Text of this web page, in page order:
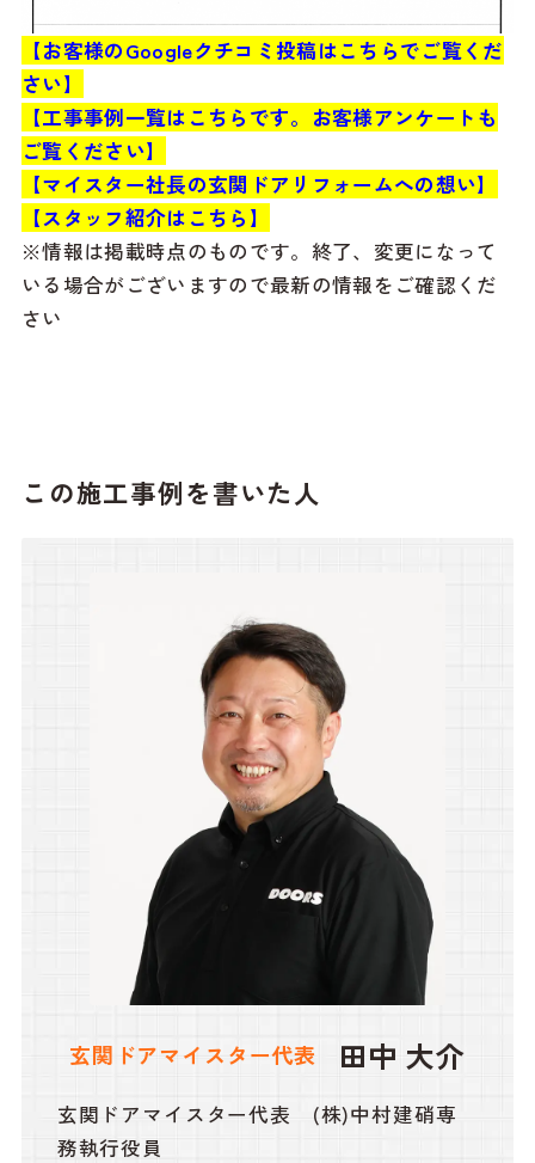
【お客様のGoogleクチコミ投稿はこちらでご覧くだ
さい】
【工事事例一覧はこちらです。お客様アンケートも
ご覧ください】
【マイスター社長の玄関ドアリフォームへの想い】
【スタッフ紹介はこちら】
※情報は掲載時点のものです。終了、変更になって
いる場合がございますので最新の情報をご確認くだ
さい
この施工事例を書いた人
玄関ドアマイスター代表 田中 大介
玄関ドアマイスター代表 (株)中村建硝専
務執行役員